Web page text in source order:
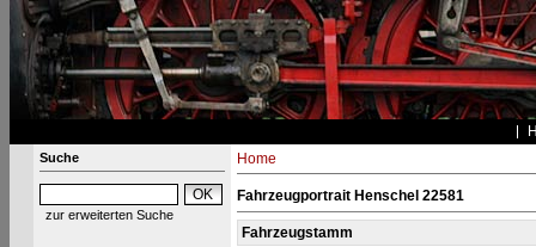
Suche
zur erweiterten Suche
Home
Fahrzeugportrait Henschel 22581
Fahrzeugstamm